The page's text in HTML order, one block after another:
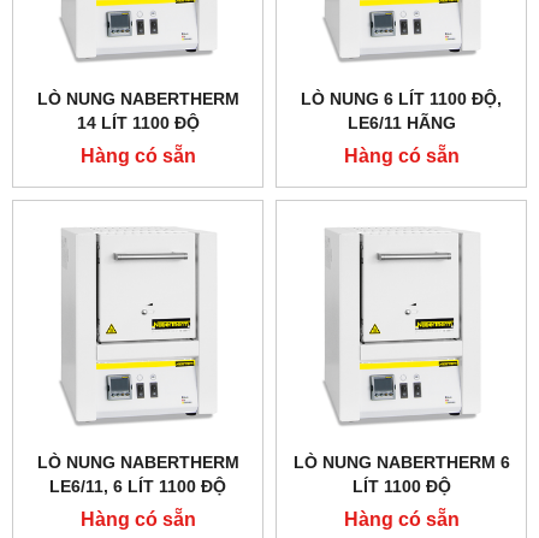
LÒ NUNG NABERTHERM
14 LÍT 1100 ĐỘ
Hàng có sẵn
LÒ NUNG 6 LÍT 1100 ĐỘ,
LE6/11 HÃNG
NABERTHERM - ĐỨC
Hàng có sẵn
LÒ NUNG NABERTHERM
LE6/11, 6 LÍT 1100 ĐỘ
Hàng có sẵn
LÒ NUNG NABERTHERM 6
LÍT 1100 ĐỘ
Hàng có sẵn